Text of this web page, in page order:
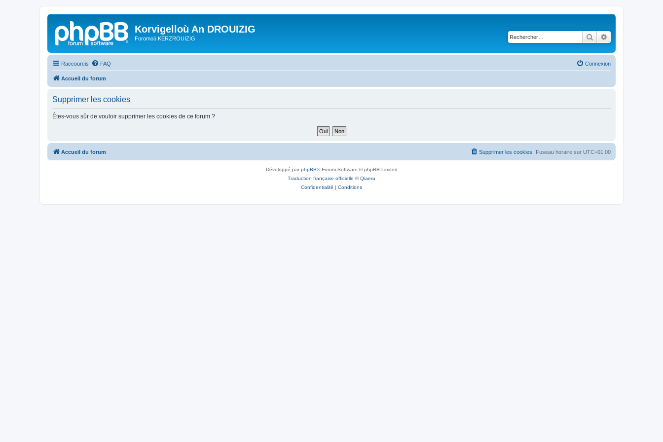
Korvigelloù An DROUIZIG
Foromoù KERZROUIZIG Rechercher
Raccourcis FAQ Connexion
Accueil du forum
Supprimer les cookies
Êtes-vous sûr de vouloir supprimer les cookies de ce forum ?
Accueil du forum Fuseau horaire sur UTC+01:00
Supprimer les cookies
Développé parphpBB® Forum Software © phpBB Limited
Traduction française officielle ©Qiaeru
Confidentialité | Conditions